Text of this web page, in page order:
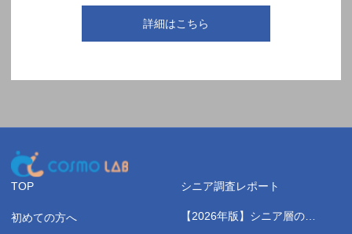
詳細はこちら
TOP
初めての方へ
シニア調査レポート
【2026年版】シニア層の健